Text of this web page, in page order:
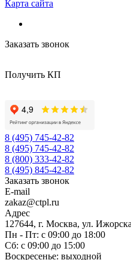
Карта сайта
Заказать звонок
Получить КП
8 (495) 745-42-82
8 (495) 745-42-82
8 (800) 333-42-82
8 (495) 845-42-82
Заказать звонок
E-mail
zakaz@ctpl.ru
Адрес
127644, г. Москва, ул.
Пн - Пт: с 09:00 до 18:00
Сб: с 09:00 до 15:00
Воскресенье: выходной